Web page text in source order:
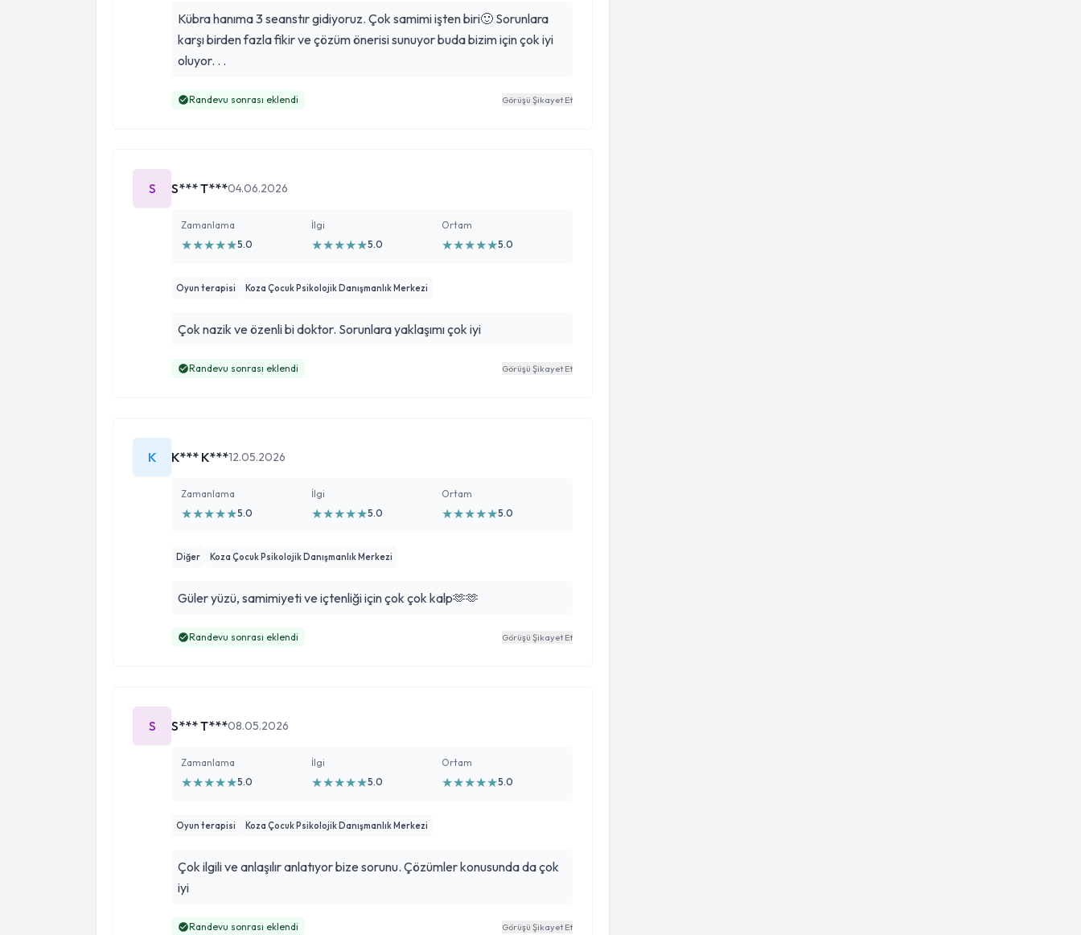
Kübra hanıma 3 seanstır gidiyoruz. Çok samimi işten biri🙂 Sorunlara
karşı birden fazla fikir ve çözüm önerisi sunuyor buda bizim için çok iyi
oluyor. . .
Randevu sonrası eklendi Görüşü Şikayet Et
S S*** T***04.06.2026
Zamanlama
★★★★★5.0
İlgi
★★★★★5.0
Ortam
★★★★★5.0
Oyun terapisi Koza Çocuk Psikolojik Danışmanlık Merkezi
Çok nazik ve özenli bi doktor. Sorunlara yaklaşımı çok iyi
Randevu sonrası eklendi Görüşü Şikayet Et
K K*** K***12.05.2026
Zamanlama
★★★★★5.0
İlgi
★★★★★5.0
Ortam
★★★★★5.0
Diğer Koza Çocuk Psikolojik Danışmanlık Merkezi
Güler yüzü, samimiyeti ve içtenliği için çok çok kalp🫶🫶
Randevu sonrası eklendi Görüşü Şikayet Et
S S*** T***08.05.2026
Zamanlama
★★★★★5.0
İlgi
★★★★★5.0
Ortam
★★★★★5.0
Oyun terapisi Koza Çocuk Psikolojik Danışmanlık Merkezi
Çok ilgili ve anlaşılır anlatıyor bize sorunu. Çözümler konusunda da çok
iyi
Randevu sonrası eklendi Görüşü Şikayet Et